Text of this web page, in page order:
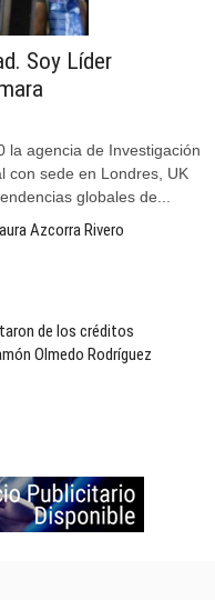
Soy Líder
la agencia de Investigación
con sede en Londres, UK
globales de...
Azcorra Rivero
de los créditos
Olmedo Rodríguez